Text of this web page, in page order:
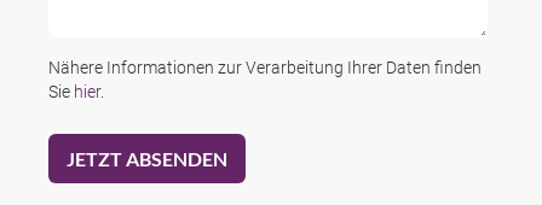
Nähere Informationen zur Verarbeitung Ihrer Daten finden
Sie hier.